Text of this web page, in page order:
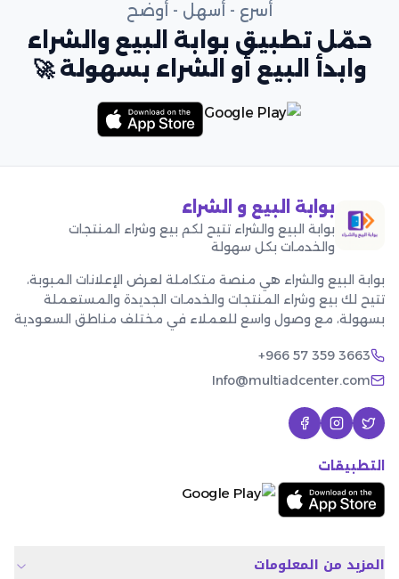
أسرع - أسهل - أوضح
حمّل تطبيق بوابة البيع والشراء
وابدأ البيع أو الشراء بسهولة 🚀
بوابة البيع و الشراء
بوابة البيع والشراء تتيح لكم بيع وشراء المنتجات
والخدمات بكل سهولة
بوابة البيع والشراء هي منصة متكاملة لعرض الإعلانات المبوبة،
تتيح لك بيع وشراء المنتجات والخدمات الجديدة والمستعملة
بسهولة، مع وصول واسع للعملاء في مختلف مناطق السعودية
+966 57 359 3663
Info@multiadcenter.com
التطبيقات
المزيد من المعلومات